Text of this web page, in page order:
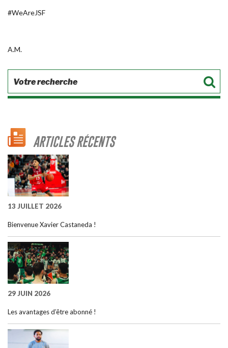
#WeAreJSF
A.M.
ARTICLES RÉCENTS
13 JUILLET 2026
Bienvenue Xavier Castaneda !
29 JUIN 2026
Les avantages d’être abonné !